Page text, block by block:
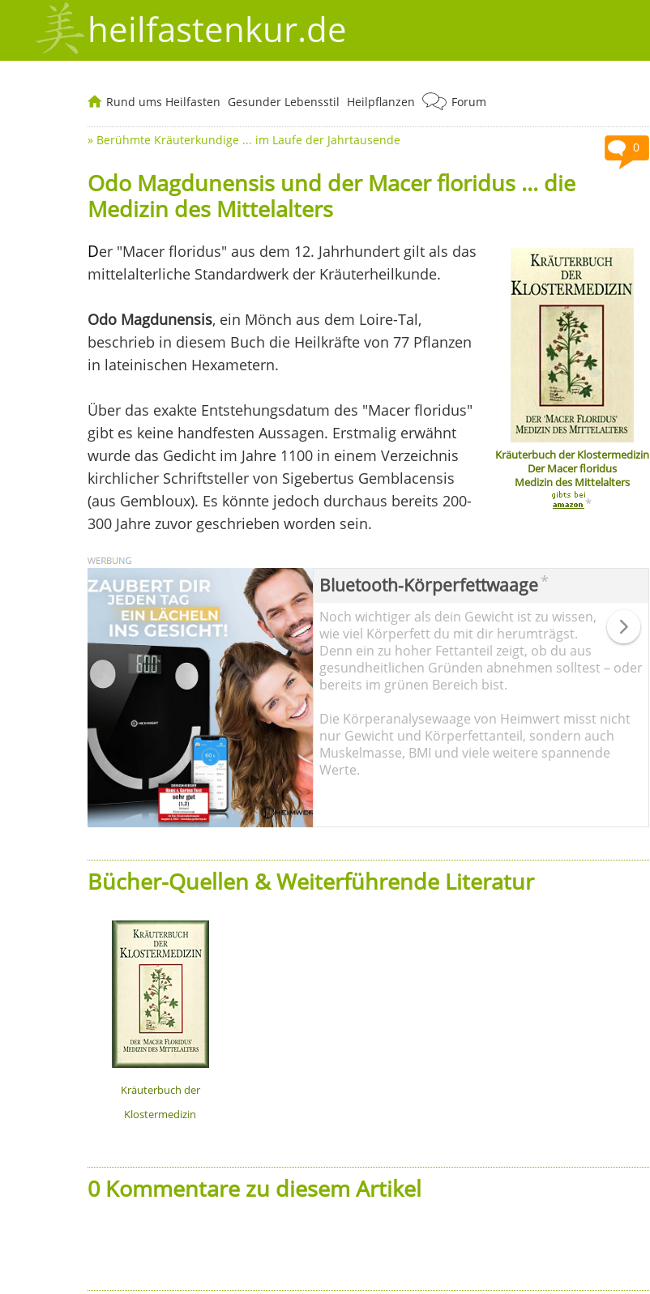
heilfastenkur.de
Rund ums Heilfasten Gesunder Lebensstil Heilpflanzen Forum
0
» Berühmte Kräuterkundige ... im Laufe der Jahrtausende
Odo Magdunensis und der Macer floridus ... die
Medizin des Mittelalters
Kräuterbuch der Klostermedizin
Der Macer floridus
Medizin des Mittelalters
*
Der "Macer floridus" aus dem 12. Jahrhundert gilt als das
mittelalterliche Standardwerk der Kräuterheilkunde.
Odo Magdunensis, ein Mönch aus dem Loire-Tal,
beschrieb in diesem Buch die Heilkräfte von 77 Pflanzen
in lateinischen Hexametern.
Über das exakte Entstehungsdatum des "Macer floridus"
gibt es keine handfesten Aussagen. Erstmalig erwähnt
wurde das Gedicht im Jahre 1100 in einem Verzeichnis
kirchlicher Schriftsteller von Sigebertus Gemblacensis
(aus Gembloux). Es könnte jedoch durchaus bereits 200-
300 Jahre zuvor geschrieben worden sein.
Bluetooth-Körperfettwaage*
Noch wichtiger als dein Gewicht ist zu wissen,
wie viel Körperfett du mit dir herumträgst.
Denn ein zu hoher Fettanteil zeigt, ob du aus
gesundheitlichen Gründen abnehmen solltest – oder
bereits im grünen Bereich bist.
Die Körperanalysewaage von Heimwert misst nicht
nur Gewicht und Körperfettanteil, sondern auch
Muskelmasse, BMI und viele weitere spannende
Werte.
Bücher-Quellen & Weiterführende Literatur
Kräuterbuch der
Klostermedizin
0 Kommentare zu diesem Artikel